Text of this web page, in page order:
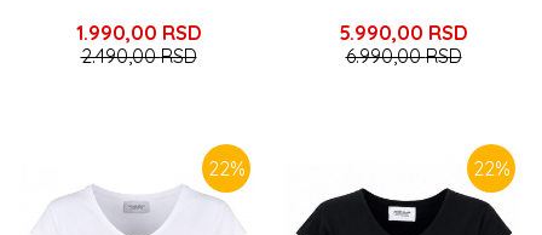
1.990,00 RSD
2.490,00RSD
5.990,00 RSD
6.990,00RSD
22% 22%